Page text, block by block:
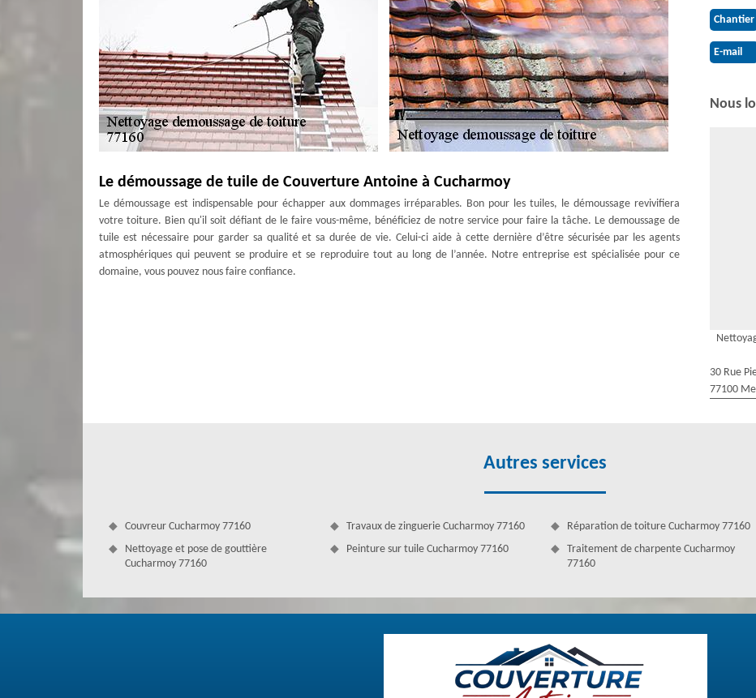
Le démoussage de tuile de Couverture Antoine à Cucharmoy
Le démoussage est indispensable pour échapper aux dommages irréparables. Bon pour les tuiles, le démoussage revivifiera
votre toiture. Bien qu'il soit défiant de le faire vous-même, bénéficiez de notre service pour faire la tâche. Le demoussage de
tuile est nécessaire pour garder sa qualité et sa durée de vie. Celui-ci aide à cette dernière d’être sécurisée par les agents
atmosphériques qui peuvent se produire et se reproduire tout au long de l’année. Notre entreprise est spécialisée pour ce
domaine, vous pouvez nous faire confiance.
Importance d’étanchéité de toit – Couverture Antoine vous explique
Couverture Antoine peut vous offrir un traitement hydrofuge afin de préserver la vie de votre toiture. Il offre une protection
durable contre l'humidité, l’augmentation de mousse et d'algues, les intempéries et la décoloration. Pour que votre maison soit
très bien sécurisée, il ne faut pas négliger l’étanchéité du toit. Car un toit non solide ne peut résister aux intempéries. Ils
Chantier
E-mail
Nous
30 Rue
77100
Autres services
Couvreur Cucharmoy 77160
Nettoyage et pose de gouttière
Cucharmoy 77160
Travaux de zinguerie Cucharmoy 77160
Peinture sur tuile Cucharmoy 77160
Réparation de toiture Cucharmoy 77160
Traitement de charpente Cucharmoy
77160